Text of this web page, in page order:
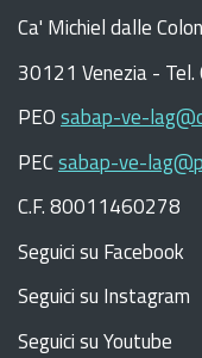
Ca' Michiel dalle
30121 Venezia -
PEOsabap-ve-
PECsabap-ve-
C.F. 80011460278
Seguici su Facebook
Seguici su Instagram
Seguici su Youtube